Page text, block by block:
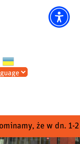
że w dn. 1-